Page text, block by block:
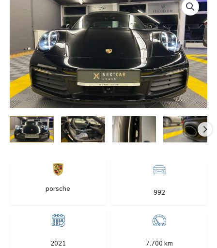
porsche 992
2021 7.700 km